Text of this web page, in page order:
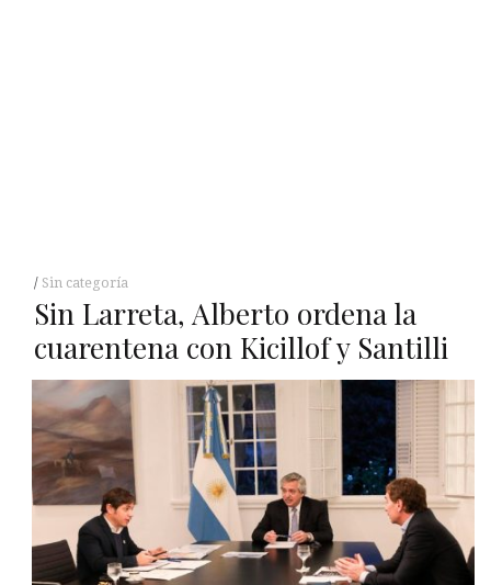
Sin categoría
Sin Larreta, Alberto ordena la
cuarentena con Kicillof y Santilli